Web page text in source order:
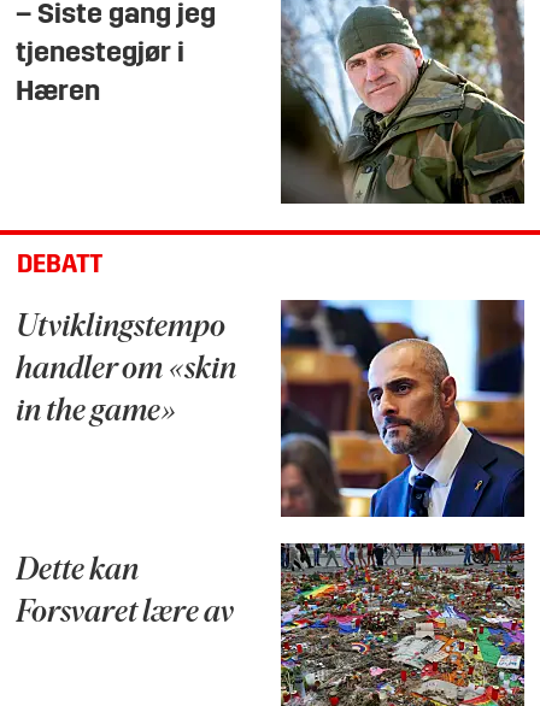
– Siste gang jeg
tjenestegjør i
Hæren
DEBATT
Utviklingstempo
handler om «skin
in the game»
Dette kan
Forsvaret lære av